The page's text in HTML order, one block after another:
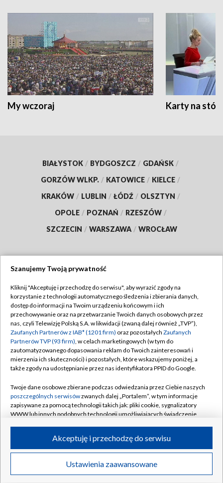
My wczoraj Karty na
BIAŁYSTOK / BYDGOSZCZ / GDAŃSK /
GORZÓW WLKP. / KATOWICE / KIELCE /
KRAKÓW / LUBLIN / ŁÓDŹ / OLSZTYN /
OPOLE / POZNAŃ / RZESZÓW /
SZCZECIN / WARSZAWA / WROCŁAW
TVP
Abonament TVP
Emisja w TVP
Centrum informacji TVP
Naziemna Telewizja Cyfrowa
Rada Programowa
System NOS
Informacje o nadawcy
Program dla prasy
Ogłoszenie przetargowe
Regulamin TVP
Polityka prywatności
Moje zgody
Pomoc
Kontakt
Kanały
©2026 Telewizja Polska S.A. w likwidacji
Szanujemy Twoją prywatność
Kliknij "Akceptuję i przechodzę do serwisu", aby wyrazić zgody na
korzystanie z technologii automatycznego śledzenia i zbierania danych,
dostęp do informacji na Twoim urządzeniu końcowym i ich
przechowywanie oraz na przetwarzanie Twoich danych osobowych przez
nas, czyli Telewizję Polską S.A. w likwidacji (zwaną dalej również „TVP”),
Zaufanych Partnerów z IAB* (1201 firm) oraz pozostałych Zaufanych
Partnerów TVP (93 firm), w celach marketingowych (w tym do
zautomatyzowanego dopasowania reklam do Twoich zainteresowań i
mierzenia ich skuteczności) i pozostałych, które wskazujemy poniżej, a
także zgody na udostępnianie przez nas identyfikatora PPID do Google.
Twoje dane osobowe zbierane podczas odwiedzania przez Ciebie naszych
poszczególnych serwisówzwanych dalej „Portalem”, w tym informacje
zapisywane za pomocą technologii takich jak: pliki cookie, sygnalizatory
WWW lub innych podobnych technologii umożliwiających świadczenie
ruchu w Internecie.
Twoje dane osobowe zbierane podczas odwiedzania przez Ciebie
poszczególnych serwisówna Portalu, takie jak adresy IP, identyfikatory
Ustawienia zaawansowane
Akceptuję i przechodzę do serwisu